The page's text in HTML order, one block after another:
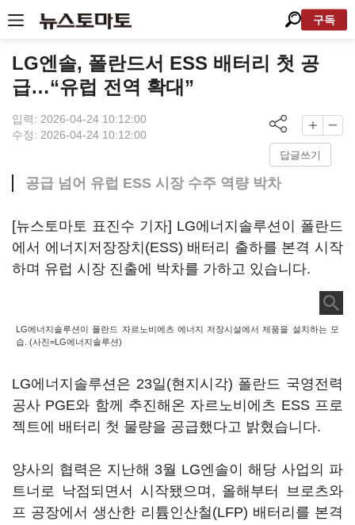
구독
LG엔솔, 폴란드서 ESS 배터리 첫 공
급…“유럽 전역 확대”
입력: 2026-04-24 10:12:00
수정: 2026-04-24 10:12:00
답글쓰기
공급 넘어 유럽 ESS 시장 수주 역량 박차
[뉴스토마토 표진수 기자] LG에너지솔루션이 폴란드
에서 에너지저장장치(ESS) 배터리 출하를 본격 시작
하며 유럽 시장 진출에 박차를 가하고 있습니다.
LG에너지솔루션이 폴란드 자르노비에츠 에너지 저장시설에서 제품을 설치하는 모
습. (사진=LG에너지솔루션)
LG에너지솔루션은 23일(현지시각) 폴란드 국영전력
공사 PGE와 함께 추진해온 자르노비에츠 ESS 프로
젝트에 배터리 첫 물량을 공급했다고 밝혔습니다.
양사의 협력은 지난해 3월 LG엔솔이 해당 사업의 파
트너로 낙점되면서 시작됐으며, 올해부터 브로츠와
프 공장에서 생산한 리튬인산철(LFP) 배터리를 본격